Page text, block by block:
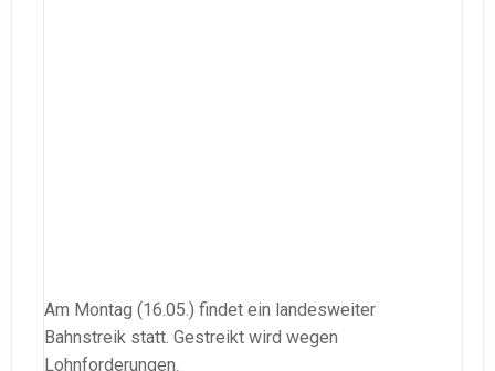
Am Montag (16.05.) findet ein landesweiter
Bahnstreik statt. Gestreikt wird wegen
Lohnforderungen.